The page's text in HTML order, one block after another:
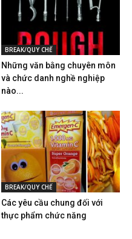
BREAK/QUY CHẾ
Những văn bằng chuyên môn
và chức danh nghề nghiệp
nào...
BREAK/QUY CHẾ
Các yêu cầu chung đối với
thực phẩm chức năng